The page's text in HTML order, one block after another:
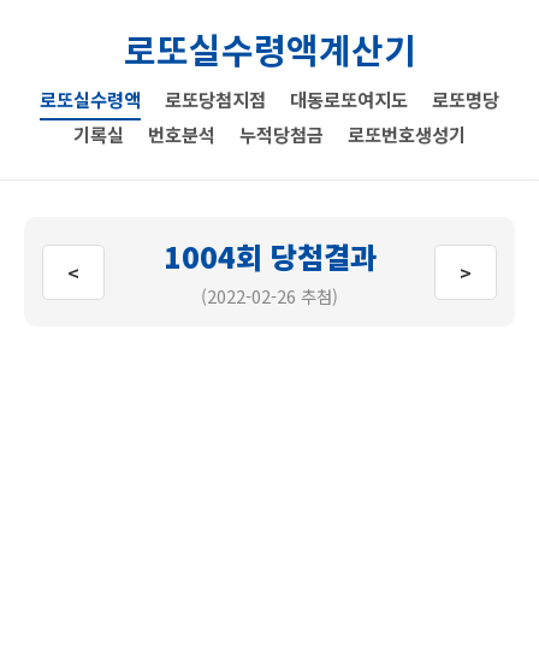
로또실수령액계산기
로또실수령액 로또당첨지점 대동로또여지도
로또명당
기록실
번호분석 누적당첨금 로또번호생성기
< 1004회 당첨결과
(2022-02-26 추첨)
>